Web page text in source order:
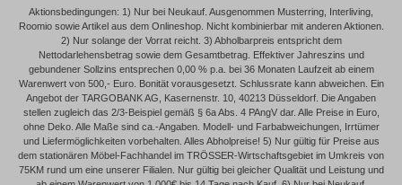
Aktionsbedingungen: 1) Nur bei Neukauf. Ausgenommen Musterring, Interliving,
Roomio sowie Artikel aus dem Onlineshop. Nicht kombinierbar mit anderen Aktionen.
2) Nur solange der Vorrat reicht. 3) Abholbarpreis entspricht dem
Nettodarlehensbetrag sowie dem Gesamtbetrag. Effektiver Jahreszins und
gebundener Sollzins entsprechen 0,00 % p.a. bei 36 Monaten Laufzeit ab einem
Warenwert von 500,- Euro. Bonität vorausgesetzt. Schlussrate kann abweichen. Ein
Angebot der TARGOBANK AG, Kasernenstr. 10, 40213 Düsseldorf. Die Angaben
stellen zugleich das 2/3-Beispiel gemäß § 6a Abs. 4 PAngV dar. Alle Preise in Euro,
ohne Deko. Alle Maße sind ca.-Angaben. Modell- und Farbabweichungen, Irrtümer
und Liefermöglichkeiten vorbehalten. Alles Abholpreise! 5) Nur gültig für Preise aus
dem stationären Möbel-Fachhandel im TRÖSSER-Wirtschaftsgebiet im Umkreis von
75KM rund um eine unserer Filialen. Nur gültig bei gleicher Qualität und Leistung und